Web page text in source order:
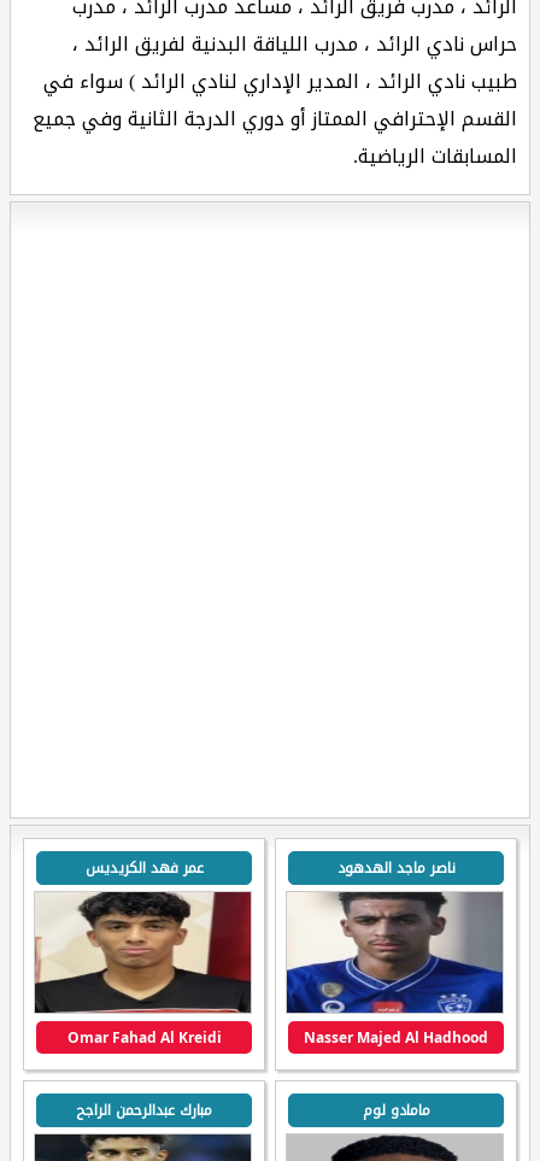
حراس نادي الرائد ، مدرب اللياقة البدنية لفريق الرائد ،
طبيب نادي الرائد ، المدير الإداري لنادي الرائد ) سواء في
القسم الإحترافي الممتاز أو دوري الدرجة الثانية وفي جميع
المسابقات الرياضية.
ناصر ماجد الهدهود
Nasser Majed Al Hadhood
عمر فهد الكريديس
Omar Fahad Al Kreidi
مامادو لوم مبارك عبدالرحمن الراجح